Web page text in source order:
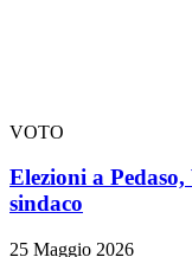
VOTO
Elezioni a
sindaco
25 Maggio 2026